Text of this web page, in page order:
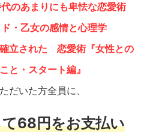
のあまりにも卑怯な恋愛術
・乙女の感情と心理学
立された 恋愛術『女性との
と・スタート編』
だいた方全員に、
68円をお支払い